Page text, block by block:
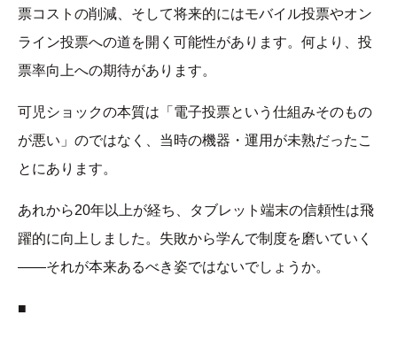
票コストの削減、そして将来的にはモバイル投票やオン
ライン投票への道を開く可能性があります。何より、投
票率向上への期待があります。
可児ショックの本質は「電子投票という仕組みそのもの
が悪い」のではなく、当時の機器・運用が未熟だったこ
とにあります。
あれから20年以上が経ち、タブレット端末の信頼性は飛
躍的に向上しました。失敗から学んで制度を磨いていく
——それが本来あるべき姿ではないでしょうか。
■